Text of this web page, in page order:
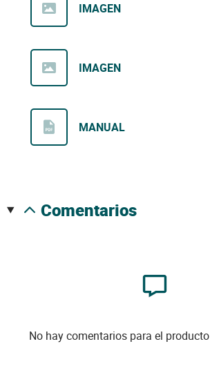
IMAGEN
IMAGEN
MANUAL
comentarios
No hay comentarios para el producto